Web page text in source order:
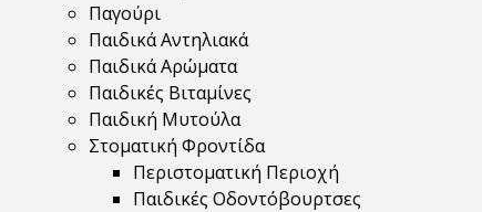
Παγούρι
Παιδικά Αντηλιακά
Παιδικά Αρώματα
Παιδικές Βιταμίνες
Παιδική Μυτούλα
Στοματική Φροντίδα
Περιστοματική Περιοχή
Παιδικές Οδοντόβουρτσες